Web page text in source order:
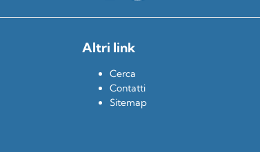
Altri link
Cerca
Contatti
Sitemap